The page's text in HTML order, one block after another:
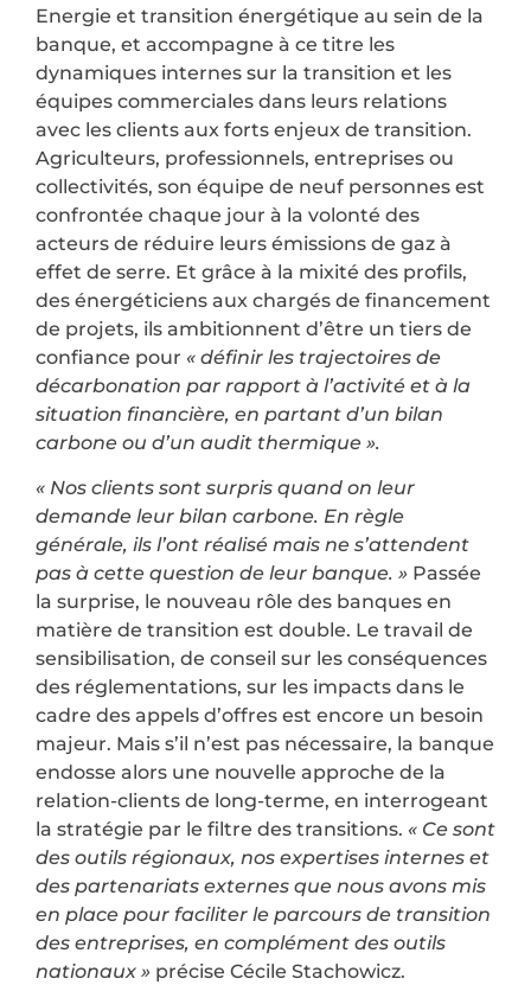
Energie et transition énergétique au sein de la
banque, et accompagne à ce titre les
dynamiques internes sur la transition et les
équipes commerciales dans leurs relations
avec les clients aux forts enjeux de transition.
Agriculteurs, professionnels, entreprises ou
collectivités, son équipe de neuf personnes est
confrontée chaque jour à la volonté des
acteurs de réduire leurs émissions de gaz à
effet de serre. Et grâce à la mixité des profils,
des énergéticiens aux chargés de financement
de projets, ils ambitionnent d’être un tiers de
confiance pour « définir les trajectoires de
décarbonation par rapport à l’activité et à la
situation financière, en partant d’un bilan
carbone ou d’un audit thermique ».
« Nos clients sont surpris quand on leur
demande leur bilan carbone. En règle
générale, ils l’ont réalisé mais ne s’attendent
pas à cette question de leur banque. » Passée
la surprise, le nouveau rôle des banques en
matière de transition est double. Le travail de
sensibilisation, de conseil sur les conséquences
des réglementations, sur les impacts dans le
cadre des appels d’offres est encore un besoin
majeur. Mais s’il n’est pas nécessaire, la banque
endosse alors une nouvelle approche de la
relation-clients de long-terme, en interrogeant
la stratégie par le filtre des transitions. « Ce sont
des outils régionaux, nos expertises internes et
des partenariats externes que nous avons mis
en place pour faciliter le parcours de transition
des entreprises, en complément des outils
nationaux » précise Cécile Stachowicz.